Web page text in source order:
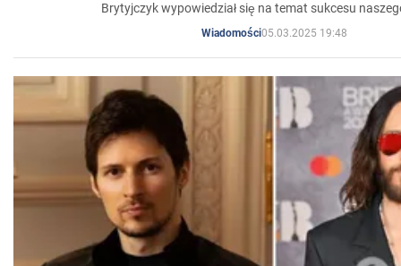
Brytyjczyk wypowiedział się na temat sukcesu
Wiadomości05.03.2025 19:48